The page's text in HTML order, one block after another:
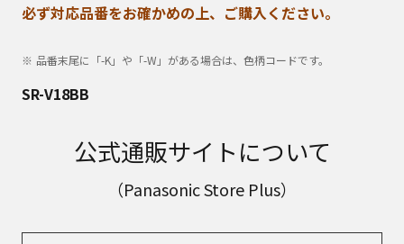
必ず対応品番をお確かめの上、ご購入ください。
品番末尾に「-K」や「-W」がある場合は、色柄コードです。
SR-V18BB
公式通販サイトについて
（Panasonic Store Plus）